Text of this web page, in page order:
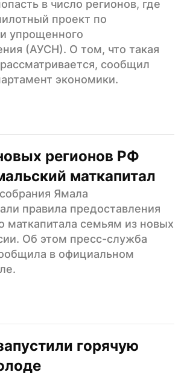
в число регионов, где
проект по
упрощенного
(АУСН). О том, что такая
сообщил
экономики.
регионов РФ
маткапитал
Ямала
правила предоставления
маткапитала семьям из новых
Об этом пресс-служба
в официальном
горячую